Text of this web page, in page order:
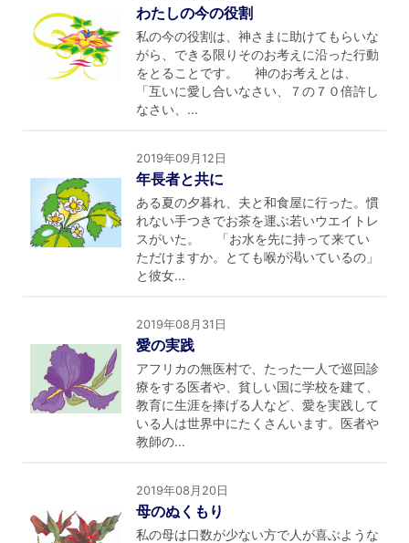
わたしの今の役割
私の今の役割は、神さまに助けてもらいな
がら、できる限りそのお考えに沿った行動
をとることです。 神のお考えとは、
「互いに愛し合いなさい、７の７０倍許し
なさい、...
2019年09月12日
年長者と共に
ある夏の夕暮れ、夫と和食屋に行った。慣
れない手つきでお茶を運ぶ若いウエイトレ
スがいた。 「お水を先に持って来てい
ただけますか。とても喉が渇いているの」
と彼女...
2019年08月31日
愛の実践
アフリカの無医村で、たった一人で巡回診
療をする医者や、貧しい国に学校を建て、
教育に生涯を捧げる人など、愛を実践して
いる人は世界中にたくさんいます。医者や
教師の...
2019年08月20日
母のぬくもり
私の母は口数が少ない方で人が喜ぶような